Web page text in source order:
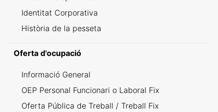
Identitat Corporativa
Història de la pesseta
Oferta d'ocupació
Informació General
OEP Personal Funcionari o Laboral Fix
Oferta Pública de Treball / Treball Fix